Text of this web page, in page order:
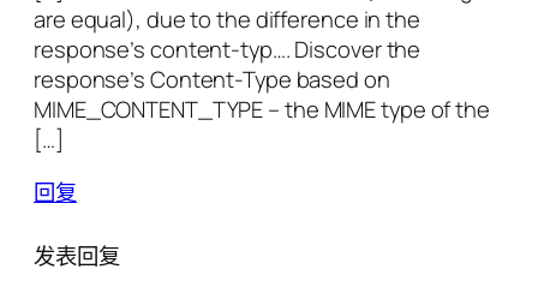
are equal), due to the difference in the
response’s content-typ…. Discover the
response’s Content-Type based on
MIME_CONTENT_TYPE – the MIME type of the
[…]
回复
发表回复